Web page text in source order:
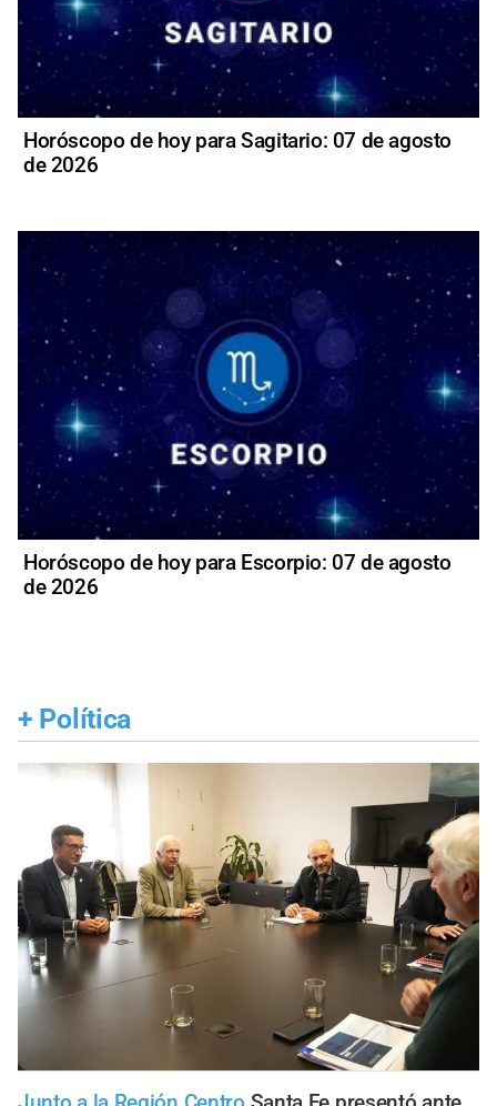
Horóscopo de hoy para Sagitario: 07 de agosto
de 2026
Horóscopo de hoy para Escorpio: 07 de agosto
de 2026
+ Política